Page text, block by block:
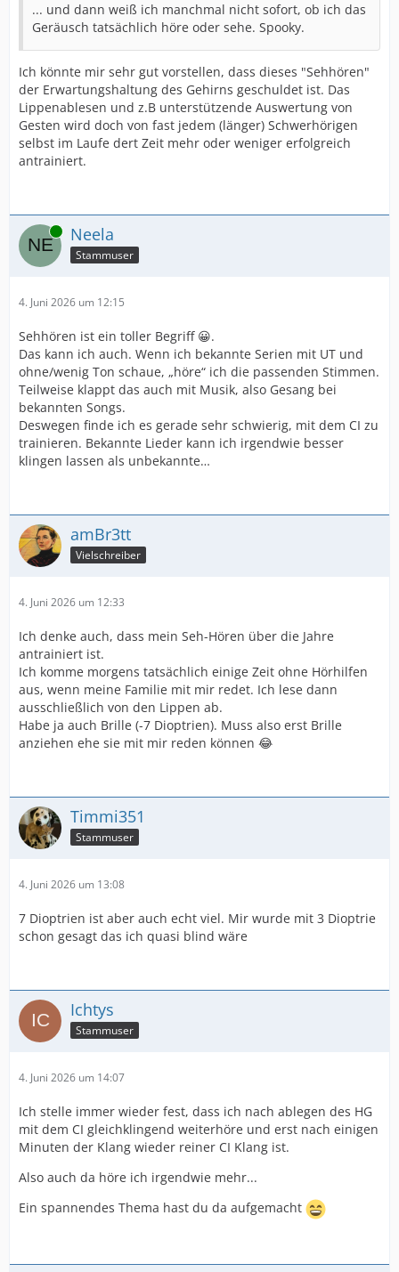
... und dann weiß ich manchmal nicht sofort, ob ich das
Geräusch tatsächlich höre oder sehe. Spooky.
Ich könnte mir sehr gut vorstellen, dass dieses "Sehhören"
der Erwartungshaltung des Gehirns geschuldet ist. Das
Lippenablesen und z.B unterstützende Auswertung von
Gesten wird doch von fast jedem (länger) Schwerhörigen
selbst im Laufe dert Zeit mehr oder weniger erfolgreich
antrainiert.
Online Neela
Stammuser
4. Juni 2026 um 12:15
Sehhören ist ein toller Begriff 😀.
Das kann ich auch. Wenn ich bekannte Serien mit UT und
ohne/wenig Ton schaue, „höre“ ich die passenden Stimmen.
Teilweise klappt das auch mit Musik, also Gesang bei
bekannten Songs.
Deswegen finde ich es gerade sehr schwierig, mit dem CI zu
trainieren. Bekannte Lieder kann ich irgendwie besser
klingen lassen als unbekannte…
amBr3tt
Vielschreiber
4. Juni 2026 um 12:33
Ich denke auch, dass mein Seh-Hören über die Jahre
antrainiert ist.
Ich komme morgens tatsächlich einige Zeit ohne Hörhilfen
aus, wenn meine Familie mit mir redet. Ich lese dann
ausschließlich von den Lippen ab.
Habe ja auch Brille (-7 Dioptrien). Muss also erst Brille
anziehen ehe sie mit mir reden können 😂
Timmi351
Stammuser
4. Juni 2026 um 13:08
7 Dioptrien ist aber auch echt viel. Mir wurde mit 3 Dioptrie
schon gesagt das ich quasi blind wäre
Ichtys
Stammuser
4. Juni 2026 um 14:07
Ich stelle immer wieder fest, dass ich nach ablegen des HG
mit dem CI gleichklingend weiterhöre und erst nach einigen
Minuten der Klang wieder reiner CI Klang ist.
Also auch da höre ich irgendwie mehr...
Ein spannendes Thema hast du da aufgemacht